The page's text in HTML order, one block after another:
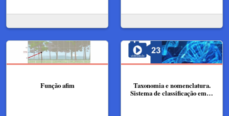
Função afim
Taxonomia e nomenclatura.
Sistema de classificação em…